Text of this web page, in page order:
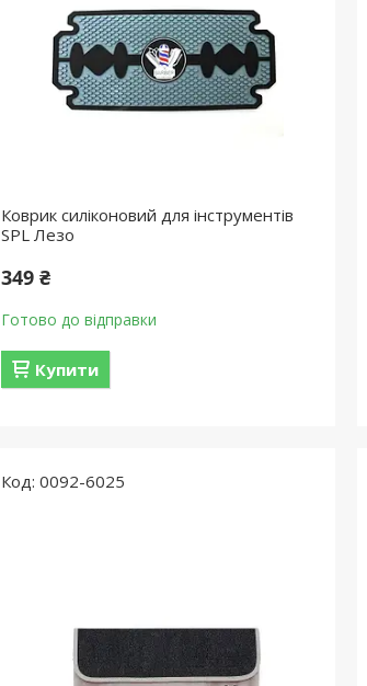
Коврик силіконовий для інструментів
SPL Лезо
349 ₴
Готово до відправки
Купити
0092-6025